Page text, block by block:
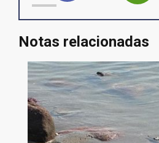
Notas relacionadas